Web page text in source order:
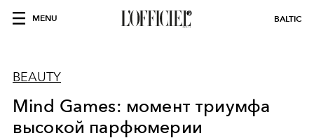
MENU BALTIC
BEAUTY
Mind Games: момент триумфа
высокой парфюмерии